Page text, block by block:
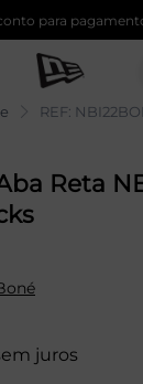
para pagamento
REF:
Reta
juros